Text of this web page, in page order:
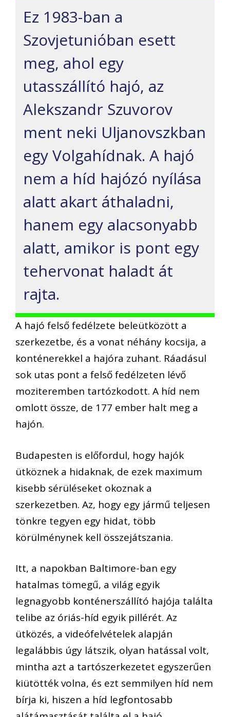
Ez 1983-ban a
Szovjetunióban esett
meg, ahol egy
utasszállító hajó, az
Alekszandr Szuvorov
ment neki Uljanovszkban
egy Volgahídnak. A hajó
nem a híd hajózó nyílása
alatt akart áthaladni,
hanem egy alacsonyabb
alatt, amikor is pont egy
tehervonat haladt át
rajta.
A hajó felső fedélzete beleütközött a
szerkezetbe, és a vonat néhány kocsija, a
konténerekkel a hajóra zuhant. Ráadásul
sok utas pont a felső fedélzeten lévő
moziteremben tartózkodott. A híd nem
omlott össze, de 177 ember halt meg a
hajón.
Budapesten is előfordul, hogy hajók
ütköznek a hidaknak, de ezek maximum
kisebb sérüléseket okoznak a
szerkezetben. Az, hogy egy jármű teljesen
tönkre tegyen egy hidat, több
körülménynek kell összejátszania.
Itt, a napokban Baltimore-ban egy
hatalmas tömegű, a világ egyik
legnagyobb konténerszállító hajója találta
telibe az óriás-híd egyik pillérét. Az
ütközés, a videófelvételek alapján
legalábbis úgy látszik, olyan hatással volt,
mintha azt a tartószerkezetet egyszerűen
kiütötték volna, és ezt semmilyen híd nem
bírja ki, hiszen a híd legfontosabb